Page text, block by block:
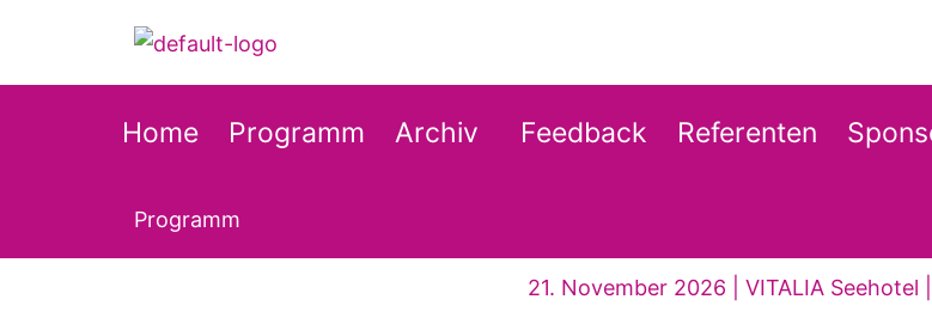
springen
Home Programm Archiv Feedback Referenten
Programm
21. November 2026 | VITALIA Seehotel